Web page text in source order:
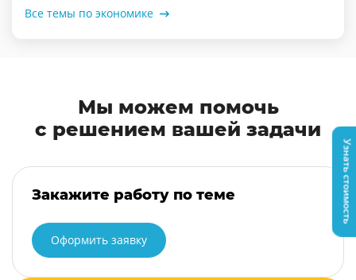
Все темы по экономике
Мы можем помочь
с решением вашей задачи
Закажите работу по теме
Оформить заявку
Узнать стоимость